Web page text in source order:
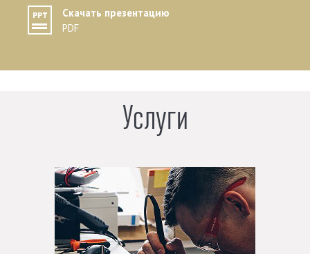
Скачать презентацию
PDF
Услуги